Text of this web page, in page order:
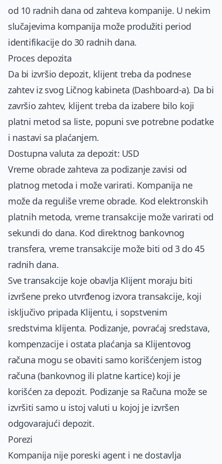
od 10 radnih dana od zahteva kompanije. U nekim
slučajevima kompanija može produžiti period
identifikacije do 30 radnih dana.
Proces depozita
Da bi izvršio depozit, klijent treba da podnese
zahtev iz svog Ličnog kabineta (Dashboard-a). Da bi
završio zahtev, klijent treba da izabere bilo koji
platni metod sa liste, popuni sve potrebne podatke
i nastavi sa plaćanjem.
Dostupna valuta za depozit: USD
Vreme obrade zahteva za podizanje zavisi od
platnog metoda i može varirati. Kompanija ne
može da reguliše vreme obrade. Kod elektronskih
platnih metoda, vreme transakcije može varirati od
sekundi do dana. Kod direktnog bankovnog
transfera, vreme transakcije može biti od 3 do 45
radnih dana.
Sve transakcije koje obavlja Klijent moraju biti
izvršene preko utvrđenog izvora transakcije, koji
isključivo pripada Klijentu, i sopstvenim
sredstvima klijenta. Podizanje, povraćaj sredstava,
kompenzacije i ostata plaćanja sa Klijentovog
računa mogu se obaviti samo korišćenjem istog
računa (bankovnog ili platne kartice) koji je
korišćen za depozit. Podizanje sa Računa može se
izvršiti samo u istoj valuti u kojoj je izvršen
odgovarajući depozit.
Porezi
Kompanija nije poreski agent i ne dostavlja